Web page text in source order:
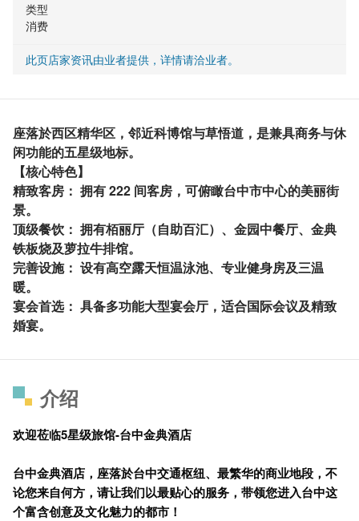
类型
消费
此页店家资讯由业者提供，详情请洽业者。
座落於西区精华区，邻近科博馆与草悟道，是兼具商务与休
闲功能的五星级地标。
【核心特色】
精致客房： 拥有 222 间客房，可俯瞰台中市中心的美丽街
景。
顶级餐饮： 拥有栢丽厅（自助百汇）、金园中餐厅、金典
铁板烧及萝拉牛排馆。
完善设施： 设有高空露天恒温泳池、专业健身房及三温
暖。
宴会首选： 具备多功能大型宴会厅，适合国际会议及精致
婚宴。
介绍
欢迎莅临5星级旅馆-台中金典酒店
台中金典酒店，座落於台中交通枢纽、最繁华的商业地段，不
论您来自何方，请让我们以最贴心的服务，带领您进入台中这
个富含创意及文化魅力的都市！